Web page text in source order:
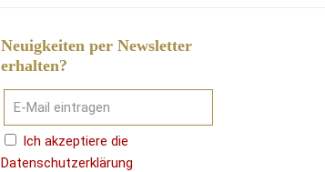
Neuigkeiten per Newsletter
erhalten?
Ich akzeptiere die
Datenschutzerklärung